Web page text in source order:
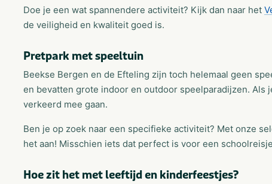
Doe je een wat spannendere activiteit? Kijk dan naar het
de veiligheid en kwaliteit goed is.
Pretpark met speeltuin
Beekse Bergen en de Efteling zijn toch helemaal geen
en bevatten grote indoor en outdoor speelparadijzen. Als
verkeerd mee gaan.
Ben je op zoek naar een specifieke activiteit? Met onze
het aan! Misschien iets dat perfect is voor een
Hoe zit het met leeftijd en kinderfeestjes?